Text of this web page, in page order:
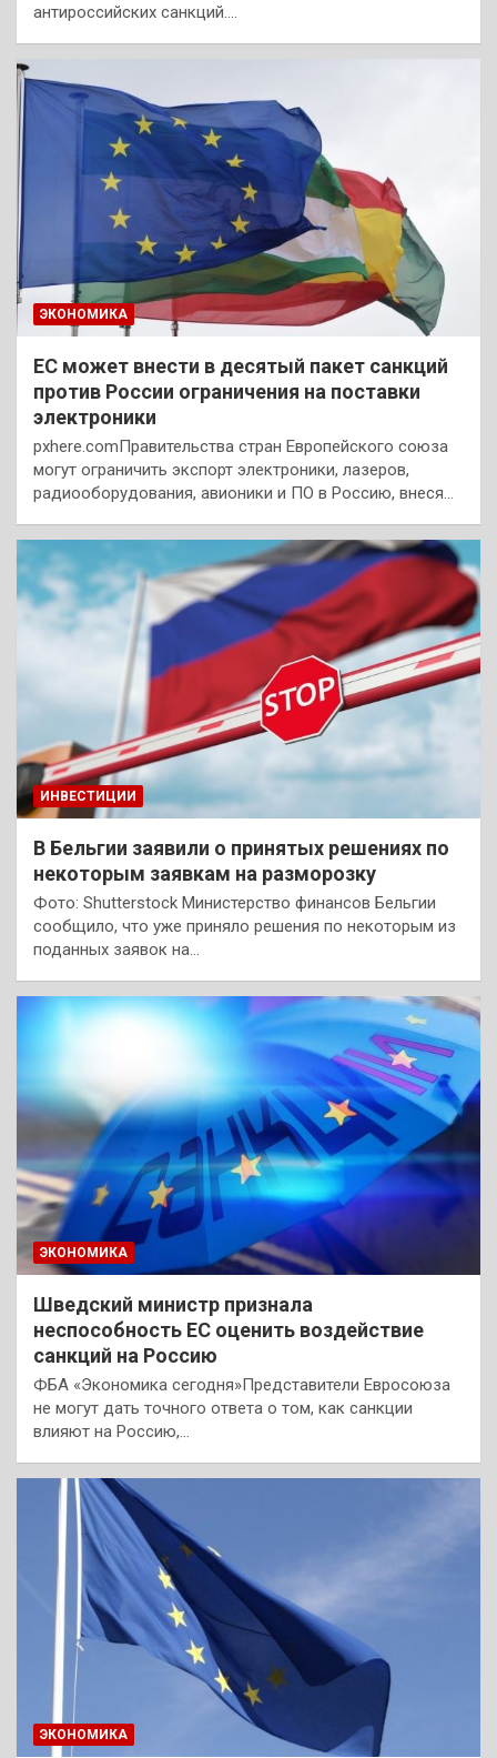
антироссийских санкций.…
ЭКОНОМИКА
ЕС может внести в десятый пакет санкций
против России ограничения на поставки
электроники
pxhere.comПравительства стран Европейского союза
могут ограничить экспорт электроники, лазеров,
радиооборудования, авионики и ПО в Россию, внеся…
ИНВЕСТИЦИИ
В Бельгии заявили о принятых решениях по
некоторым заявкам на разморозку
Фото: Shutterstock Министерство финансов Бельгии
сообщило, что уже приняло решения по некоторым из
поданных заявок на…
ЭКОНОМИКА
Шведский министр признала
неспособность ЕС оценить воздействие
санкций на Россию
ФБА «Экономика сегодня»Представители Евросоюза
не могут дать точного ответа о том, как санкции
влияют на Россию,…
ЭКОНОМИКА